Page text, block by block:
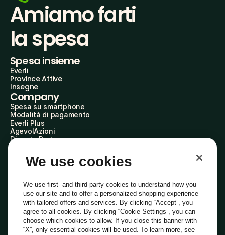
Amiamo farti
la spesa
Spesa insieme
Everli
Province Attive
Insegne
Company
Spesa su smartphone
Modalità di pagamento
Everli Plus
AgevolAzioni
Diventa Partner
Everli Shoppers
About Us
Everli News
Domande frequenti
Lavora con noi
Diventa Shopper
Investitori
PrivacyCookiePreferenze Cookie
Termini e CondizioniCodice Etico
We use cookies
We use first- and third-party cookies to understand how you
use our site and to offer a personalized shopping experience
with tailored offers and services. By clicking “Accept”, you
agree to all cookies. By clicking “Cookie Settings”, you can
choose which cookies to allow. If you close this banner with
“X”, only essential cookies will be used. To learn more, see